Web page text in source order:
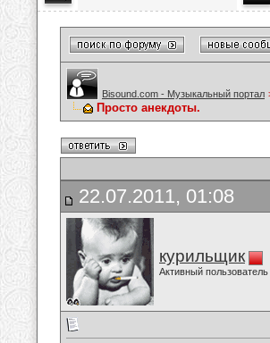
Bisound.com - Музыкальный портал
Просто анекдоты.
22.07.2011, 01:08
курильщик
Активный пользователь